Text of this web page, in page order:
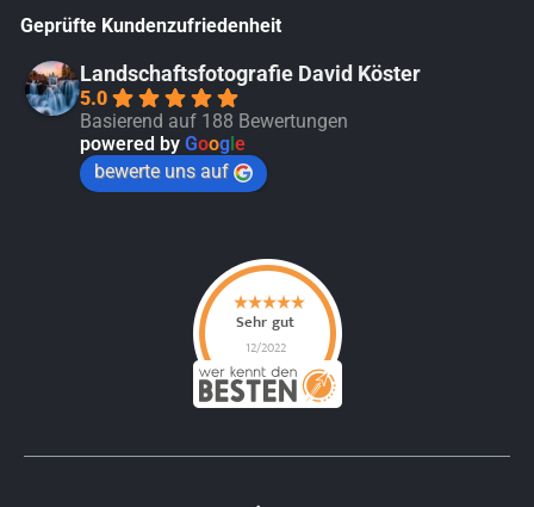
Geprüfte Kundenzufriedenheit
Landschaftsfotografie David Köster
5.0
Basierend auf 188 Bewertungen
powered by Goog e
bewerte uns auf